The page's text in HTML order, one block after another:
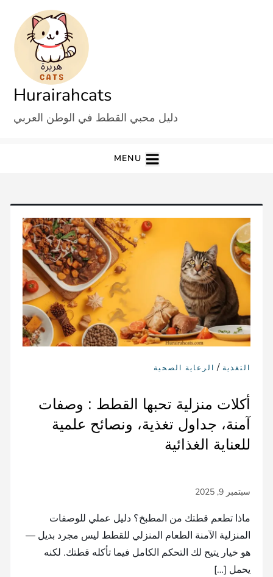
Hurairahcats
دليل محبي القطط في الوطن العربي
MENU
التغذية / الرعاية الصحية
أكلات منزلية تحبها القطط : وصفات
آمنة، جداول تغذية، ونصائح علمية
للعناية الغذائية
ماذا تطعم قطتك من المطبخ؟ دليل عملي للوصفات
المنزلية الآمنة الطعام المنزلي للقطط ليس مجرد بديل —
هو خيار يتيح لك التحكم الكامل فيما تأكله قطتك. لكنه
يحمل […]